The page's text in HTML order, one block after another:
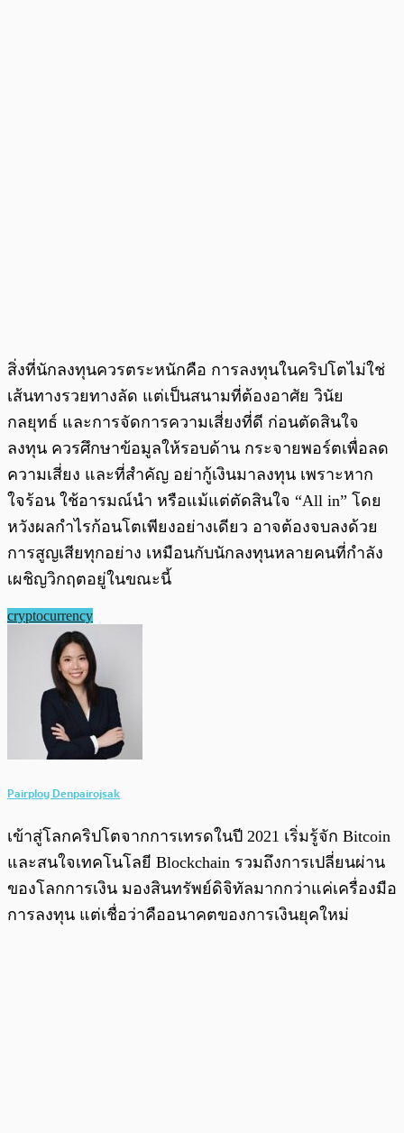
สิ่งที่นักลงทุนควรตระหนักคือ การลงทุนในคริปโตไม่ใช่
เส้นทางรวยทางลัด แต่เป็นสนามที่ต้องอาศัย วินัย
กลยุทธ์ และการจัดการความเสี่ยงที่ดี ก่อนตัดสินใจ
ลงทุน ควรศึกษาข้อมูลให้รอบด้าน กระจายพอร์ตเพื่อลด
ความเสี่ยง และที่สำคัญ อย่ากู้เงินมาลงทุน เพราะหาก
ใจร้อน ใช้อารมณ์นำ หรือแม้แต่ตัดสินใจ “All in” โดย
หวังผลกำไรก้อนโตเพียงอย่างเดียว อาจต้องจบลงด้วย
การสูญเสียทุกอย่าง เหมือนกับนักลงทุนหลายคนที่กำลัง
เผชิญวิกฤตอยู่ในขณะนี้
cryptocurrency
Pairploy Denpairojsak
เข้าสู่โลกคริปโตจากการเทรดในปี 2021 เริ่มรู้จัก Bitcoin
และสนใจเทคโนโลยี Blockchain รวมถึงการเปลี่ยนผ่าน
ของโลกการเงิน มองสินทรัพย์ดิจิทัลมากกว่าแค่เครื่องมือ
การลงทุน แต่เชื่อว่าคืออนาคตของการเงินยุคใหม่